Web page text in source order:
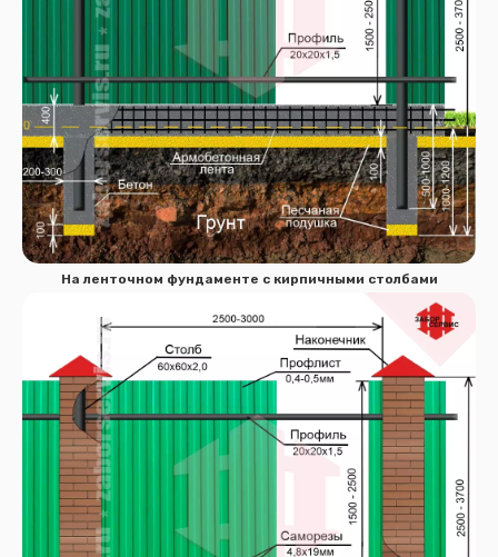
На ленточном фундаменте с кирпичными столбами
Сообщение успешно
отправлено